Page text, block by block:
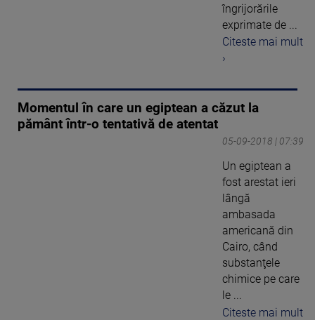
îngrijorările
exprimate de ...
Citeste mai mult
›
Momentul în care un egiptean a căzut la
pământ într-o tentativă de atentat
05-09-2018 | 07:39
Un egiptean a
fost arestat ieri
lângă
ambasada
americană din
Cairo, când
substanţele
chimice pe care
le ...
Citeste mai mult